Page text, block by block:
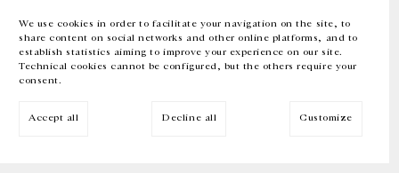
We use cookies in order to facilitate your navigation on the site, to
share content on social networks and other online platforms, and to
establish statistics aiming to improve your experience on our site.
Technical cookies cannot be configured, but the others require your
consent.
Accept all Decline all Customize
EN FR 中文 Facebook Instagram
Inscrivez-vous à notre newsletter